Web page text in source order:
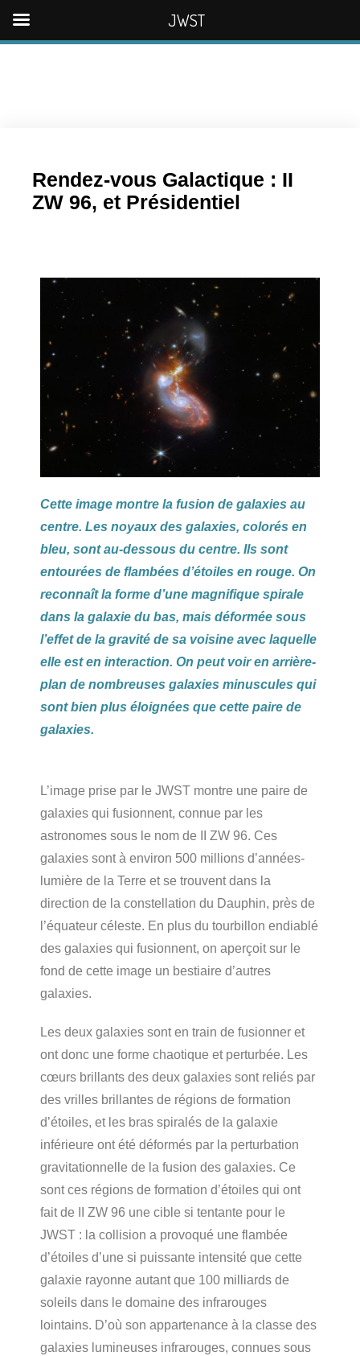
Rendez-vous Galactique : II
ZW 96, et Présidentiel
Cette image montre la fusion de galaxies au
centre. Les noyaux des galaxies, colorés en
bleu, sont au-dessous du centre. Ils sont
entourées de flambées d’étoiles en rouge. On
reconnaît la forme d’une magnifique spirale
dans la galaxie du bas, mais déformée sous
l’effet de la gravité de sa voisine avec laquelle
elle est en interaction. On peut voir en arrière-
plan de nombreuses galaxies minuscules qui
sont bien plus éloignées que cette paire de
galaxies.
L’image prise par le JWST montre une paire de
galaxies qui fusionnent, connue par les
astronomes sous le nom de II ZW 96. Ces
galaxies sont à environ 500 millions d’années-
lumière de la Terre et se trouvent dans la
direction de la constellation du Dauphin, près de
l’équateur céleste. En plus du tourbillon endiablé
des galaxies qui fusionnent, on aperçoit sur le
fond de cette image un bestiaire d’autres
galaxies.
Les deux galaxies sont en train de fusionner et
ont donc une forme chaotique et perturbée. Les
cœurs brillants des deux galaxies sont reliés par
des vrilles brillantes de régions de formation
d’étoiles, et les bras spiralés de la galaxie
inférieure ont été déformés par la perturbation
gravitationnelle de la fusion des galaxies. Ce
sont ces régions de formation d’étoiles qui ont
fait de II ZW 96 une cible si tentante pour le
JWST : la collision a provoqué une flambée
d’étoiles d’une si puissante intensité que cette
galaxie rayonne autant que 100 milliards de
soleils dans le domaine des infrarouges
lointains. D’où son appartenance à la classe des
galaxies lumineuses infrarouges, connues sous
JWST